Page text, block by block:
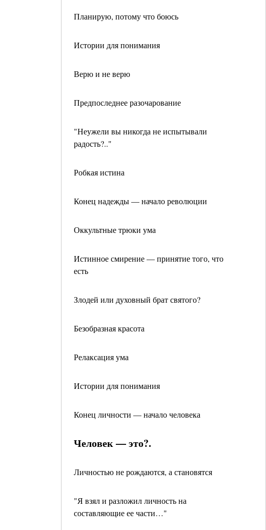
Планирую, потому что боюсь
Истории для понимания
Верю и не верю
Предпоследнее разочарование
"Неужели вы никогда не испытывали
радость?.."
Робкая истина
Конец надежды — начало революции
Оккультные трюки ума
Истинное смирение — принятие того, что
есть
Злодей или духовный брат святого?
Безобразная красота
Релаксация ума
Истории для понимания
Конец личности — начало человека
Человек — это?.
Личностью не рождаются, а становятся
"Я взял и разложил личность на
составляющие ее части…"